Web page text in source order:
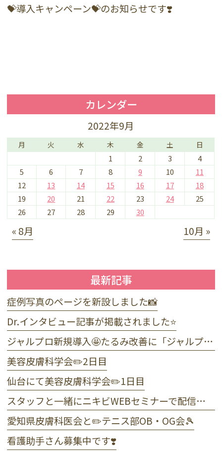
💝導入キャンペーン💝のお知らせです❣️
カレンダー
2022年9月
月 火 水 木 金 土 日
1 2 3
4
5
6 7 8 9 10
11
12
13 14 15 16 17
18
19
20 21 22 23 24
25
26
27 28 29 30
« 8月 10月 »
最新記事
症例写真のページを新設しました📸
Dr.インタビュー記事が掲載されました⭐️
ジャルプロ新規導入🤩たるみ改善に「ジャルプロ・スーパーハイドロ」💉目元のくま・小じわに「ジャルプロヤングアイ」👀
美容皮膚科学会✏️2日目
仙台にて美容皮膚科学会✏️1日目
スタッフと一緒にニキビWEBセミナーで配信しました☺️
愛知県皮膚科医会と✏️テニス部OB・OG会🎾
看護助手さん募集中です❣️